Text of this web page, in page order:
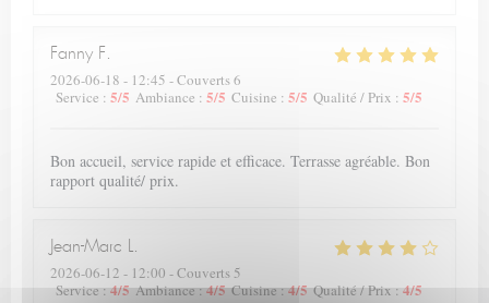
Fanny F
2026-06-18 - 12:45 - Couverts 6
Service : 5/5 Ambiance : 5/5 Cuisine : 5/5 Qualité / Prix : 5/5
Bon accueil, service rapide et efficace. Terrasse agréable. Bon
rapport qualité/ prix.
Jean-Marc L
2026-06-12 - 12:00 - Couverts 5
Service:4/5 Ambiance:4/5 Cuisine:4/5 Qualité / Prix:4/5